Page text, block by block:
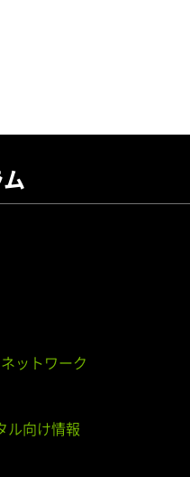
ットワーク
ル向け情報